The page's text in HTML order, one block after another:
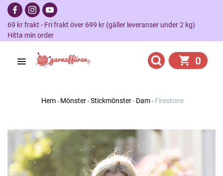
69 kr frakt - Fri frakt över 699 kr (gäller leveranser under 2 kg)
Hitta min order
0
Hem Mönster Stickmönster Dam Firestone